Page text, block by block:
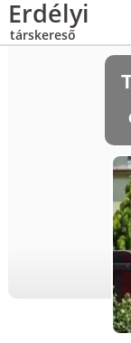
Erdélyi
társkereső